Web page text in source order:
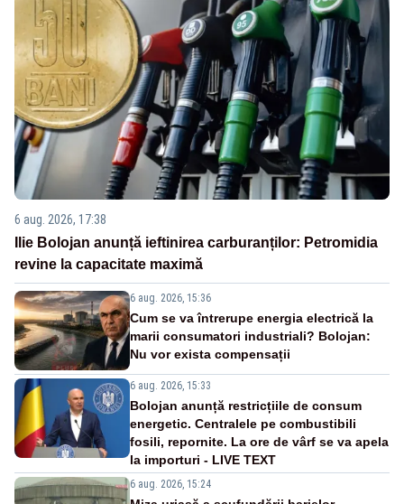
6 aug. 2026, 17:38
Ilie Bolojan anunță ieftinirea carburanților: Petromidia
revine la capacitate maximă
6 aug. 2026, 15:36
Cum se va întrerupe energia electrică la
marii consumatori industriali? Bolojan:
Nu vor exista compensații
6 aug. 2026, 15:33
Bolojan anunță restricțiile de consum
energetic. Centralele pe combustibili
fosili, repornite. La ore de vârf se va apela
la importuri - LIVE TEXT
6 aug. 2026, 15:24